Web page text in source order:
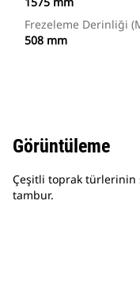
Frezeleme Derinliği
508 mm
Görüntüleme
Çeşitli toprak türlerinin
tambur.